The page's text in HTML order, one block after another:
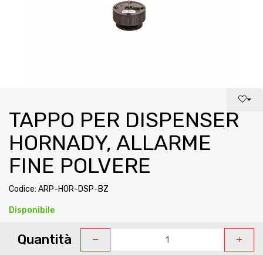
TAPPO PER DISPENSER
HORNADY, ALLARME
FINE POLVERE
Codice: ARP-HOR-DSP-BZ
Disponibile
Quantità